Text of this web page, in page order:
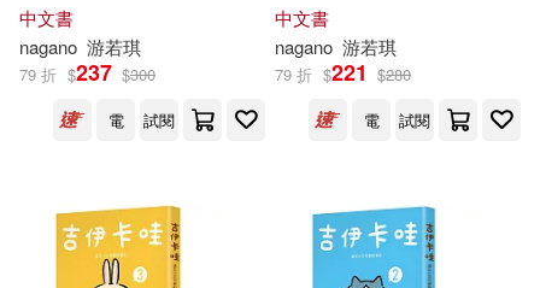
川合亮平(6) Journals(4)
Marisa Garrett(4)
Not Available (NA)(4)
Bunzaburo(3)
展開
出版社 (可複選)
中文書
nagano 游若琪
79 折 $237 $300
電
試閱
中文書
nagano 游若琪
79 折 $221 $280
電
試閱